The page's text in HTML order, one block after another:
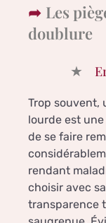
Les
doublure
Trop souvent,
lourde est
de se faire
rendant
choisir avec
transparence